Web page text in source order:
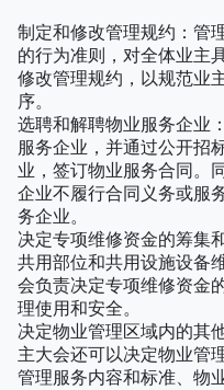
制定和修改管理规约：管
的行为准则，对全体业主
修改管理规约，以规范业
序。
选聘和解聘物业服务企业
服务企业，并通过公开招
业，签订物业服务合同。
企业不履行合同义务或服
务企业。
决定专项维修资金的筹集
共用部位和共用设施设备
会负责决定专项维修资金
理使用和安全。
决定物业管理区域内的其
主大会还可以决定物业管
管理服务内容和标准、物